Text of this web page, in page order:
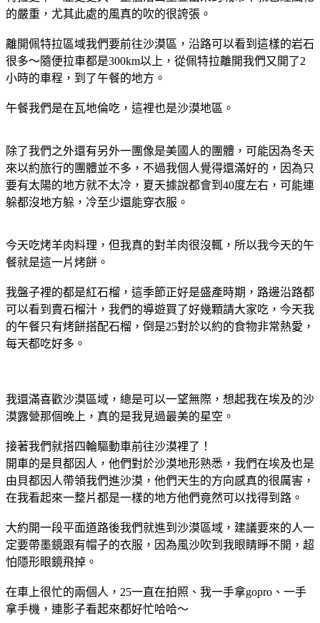
的嚴重，尤其此處的風真的吹的很誇張。
離開佩特拉區域我們要前往沙漠區，沿路可以看到這樣的岩石
很多～隨便拉車都是300km以上，從佩特拉離開我們又開了2
小時的車程，到了午餐的地方。
午餐我們是在瓦地倫吃，這裡也是沙漠地區。
除了我們之外還有另外一團像是美國人的團體，可能因為冬天
來以約旅行的團體並不多，不過我個人覺得還滿好的，因為只
要有太陽的地方就不太冷，夏天據說都會到40度左右，可能連
躲都沒地方躲，冷至少還能穿衣服。
今天吃烤羊肉料理，但我真的對羊肉很沒輒，所以我今天的午
餐就是這一片烤餅。
我盤子裡的都是紅石榴，這季節正好是盛產時期，路邊沿路都
可以看到賣石榴汁，我們的導遊買了好幾顆請大家吃，今天我
的午餐只有烤餅搭配石榴，倒是25對於以約的食物非常熱愛，
每天都吃好多。
我還滿喜歡沙漠區域，總是可以一望無際，想起我在埃及的沙
漠露營那個晚上，真的是我見過最美的星空。
接著我們就搭四輪驅動車前往沙漠裡了！
開車的是貝都因人，他們對於沙漠地形熟悉，我們在埃及也是
由貝都因人帶領我們進沙漠，他們天生的方向感真的很厲害，
在我看起來一整片都是一樣的地方他們竟然可以找得到路。
大約開一段平面道路後我們就進到沙漠區域，建議要來的人一
定要帶墨鏡跟有帽子的衣服，因為風沙吹到我眼睛睜不開，超
怕隱形眼鏡飛掉。
在車上很忙的兩個人，25一直在拍照、我一手拿gopro、一手
拿手機，連影子看起來都好忙哈哈～